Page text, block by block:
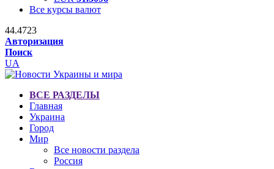
Все курсы валют
44.4723
Авторизация
Поиск
UA
ВСЕ РАЗДЕЛЫ
Главная
Украина
Город
Мир
Все новости раздела
Россия